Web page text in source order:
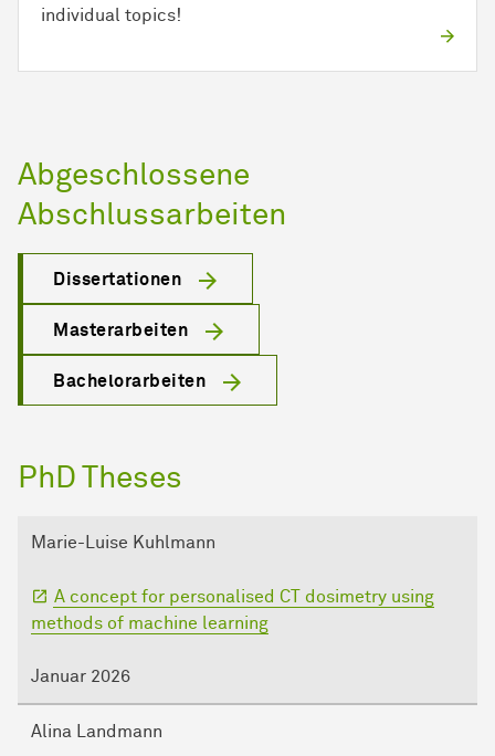
individual topics!
Abgeschlossene
Abschlussarbeiten
Dissertationen
Masterarbeiten
Bachelorarbeiten
PhD Theses
Marie-Luise Kuhlmann
A concept for personalised CT dosimetry using
methods of machine learning
Januar 2026
Alina Landmann